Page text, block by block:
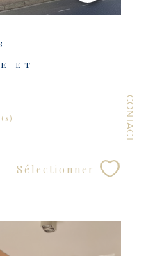
CONTACT
ET
Sélectionner